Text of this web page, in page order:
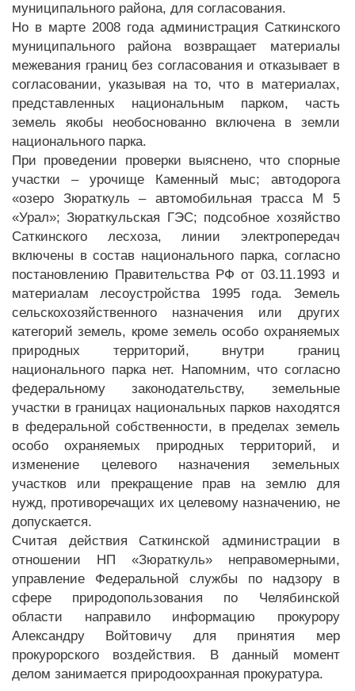
муниципального района, для согласования.
Но в марте 2008 года администрация Саткинского
муниципального района возвращает материалы
межевания границ без согласования и отказывает в
согласовании, указывая на то, что в материалах,
представленных национальным парком, часть
земель якобы необоснованно включена в земли
национального парка.
При проведении проверки выяснено, что спорные
участки – урочище Каменный мыс; автодорога
«озеро Зюраткуль – автомобильная трасса М 5
«Урал»; Зюраткульская ГЭС; подсобное хозяйство
Саткинского лесхоза, линии электропередач
включены в состав национального парка, согласно
постановлению Правительства РФ от 03.11.1993 и
материалам лесоустройства 1995 года. Земель
сельскохозяйственного назначения или других
категорий земель, кроме земель особо охраняемых
природных территорий, внутри границ
национального парка нет. Напомним, что согласно
федеральному законодательству, земельные
участки в границах национальных парков находятся
в федеральной собственности, в пределах земель
особо охраняемых природных территорий, и
изменение целевого назначения земельных
участков или прекращение прав на землю для
нужд, противоречащих их целевому назначению, не
допускается.
Считая действия Саткинской администрации в
отношении НП «Зюраткуль» неправомерными,
управление Федеральной службы по надзору в
сфере природопользования по Челябинской
области направило информацию прокурору
Александру Войтовичу для принятия мер
прокурорского воздействия. В данный момент
делом занимается природоохранная прокуратура.